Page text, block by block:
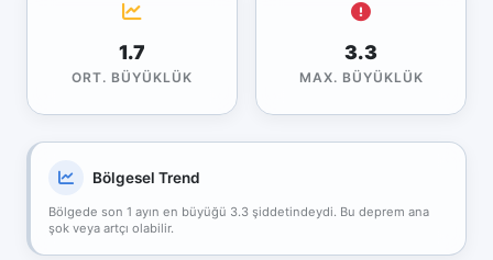
1.7
ORT. BÜYÜKLÜK
3.3
MAX. BÜYÜKLÜK
Bölgesel Trend
Bölgede son 1 ayın en büyüğü 3.3 şiddetindeydi. Bu deprem ana
şok veya artçı olabilir.